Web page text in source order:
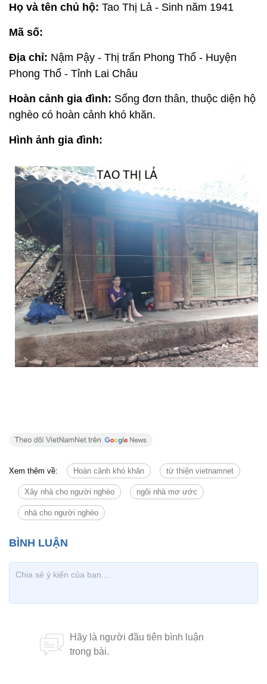
Họ và tên chủ hộ: Tao Thị Lả - Sinh năm 1941
Mã số:
Địa chỉ: Nậm Pậy - Thị trấn Phong Thổ - Huyện
Phong Thổ - Tỉnh Lai Châu
Hoàn cảnh gia đình: Sống đơn thân, thuộc diện hộ
nghèo có hoàn cảnh khó khăn.
Hình ảnh gia đình:
Xem thêm về: Hoàn cảnh khó khăn từ thiện vietnamnet
Xây nhà cho người nghèo ngôi nhà mơ ước
nhà cho người nghèo